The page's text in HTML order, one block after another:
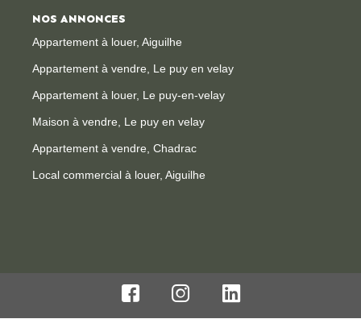
NOS ANNONCES
Appartement à louer, Aiguilhe
Appartement à vendre, Le puy en velay
Appartement à louer, Le puy-en-velay
Maison à vendre, Le puy en velay
Appartement à vendre, Chadrac
Local commercial à louer, Aiguilhe